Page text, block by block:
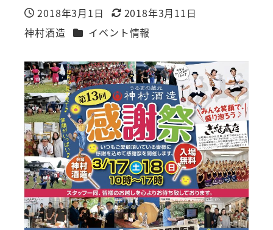
投稿日
2018年3月1日
更新日
2018年3月11日
著
者
神村酒造 カテゴリー
イベント情報